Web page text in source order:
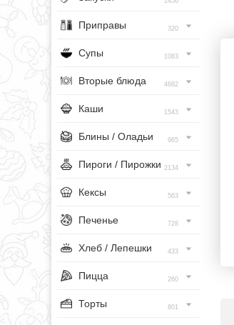
Приправы 320
Супы 1083
Вторые блюда 4682
Каши 1543
Блины / Оладьи 965
Пироги / Пирожки 2134
Кексы 563
Печенье 728
Хлеб / Лепешки 433
Пицца 260
Торты 801